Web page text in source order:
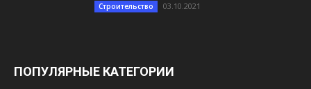
Строительство 03.10.2021
ПОПУЛЯРНЫЕ КАТЕГОРИИ